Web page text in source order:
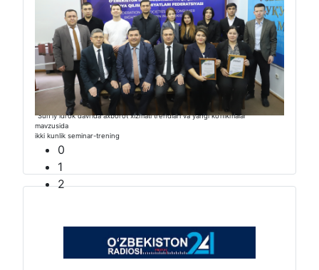
“Sunʼiy idrok davrida axborot xizmati trendlari va yangi ko‘nikmalar”
mavzusida
ikki kunlik seminar-trening
0
1
2